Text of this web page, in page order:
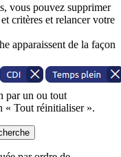
vous pouvez supprimer
critères et relancer votre
apparaissent de la façon
par un ou tout
« Tout réinitialiser ».